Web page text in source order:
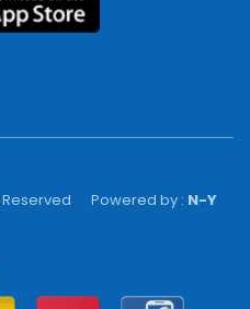
Powered by : N-Y